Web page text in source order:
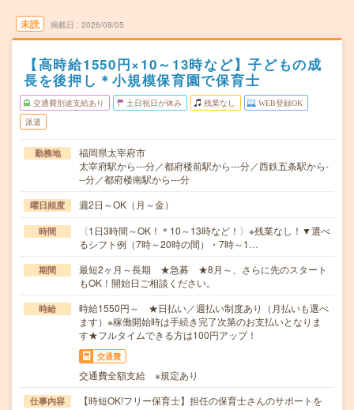
未読 掲載日 2026/08/05
【高時給1550円×10～13時など】子どもの成
長を後押し＊小規模保育園で保育士
交通費別途支給あり 土日祝日が休み 残業なし WEB登録OK
派遣
勤務地
福岡県太宰府市
太宰府駅から---分／都府楼前駅から---分／西鉄五条駅から-
--分／都府楼南駅から---分
曜日頻度 週2日～OK（月～金）
時間
〈1日3時間～OK！＊10～13時など！〉※残業なし！▼選べ
るシフト例（7時～20時の間）・7時～1…
期間
最短2ヶ月～長期 ★急募 ★8月～、さらに先のスタート
もOK！開始日ご相談ください。
時給
時給1550円～ ★日払い／週払い制度あり（月払いも選べ
ます）※稼働開始時は手続き完了次第のお支払いとなりま
す★フルタイムできる方は100円アップ！
交通費
交通費全額支給 ※規定あり
仕事内容
【時短OK!フリー保育士】担任の保育士さんのサポートを